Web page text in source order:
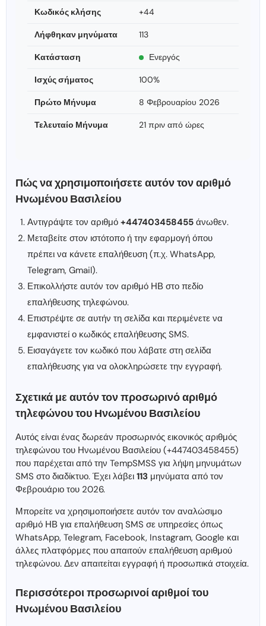
Κωδικός κλήσης +44
Λήφθηκαν μηνύματα 113
Κατάσταση Ενεργός
Ισχύς σήματος 100%
Πρώτο Μήνυμα 8 Φεβρουαρίου 2026
Τελευταίο Μήνυμα 21 πριν από ώρες
Πώς να χρησιμοποιήσετε αυτόν τον αριθμό
Ηνωμένου Βασιλείου
Αντιγράψτε τον αριθμό +447403458455 άνωθεν.
Μεταβείτε στον ιστότοπο ή την εφαρμογή όπου
πρέπει να κάνετε επαλήθευση (π.χ. WhatsApp,
Telegram, Gmail).
Επικολλήστε αυτόν τον αριθμό ΗΒ στο πεδίο
επαλήθευσης τηλεφώνου.
Επιστρέψτε σε αυτήν τη σελίδα και περιμένετε να
εμφανιστεί ο κωδικός επαλήθευσης SMS.
Εισαγάγετε τον κωδικό που λάβατε στη σελίδα
επαλήθευσης για να ολοκληρώσετε την εγγραφή.
Σχετικά με αυτόν τον προσωρινό αριθμό
τηλεφώνου του Ηνωμένου Βασιλείου
Αυτός είναι ένας δωρεάν προσωρινός εικονικός αριθμός
τηλεφώνου του Ηνωμένου Βασιλείου (+447403458455)
που παρέχεται από την TempSMSS για λήψη μηνυμάτων
SMS στο διαδίκτυο. Έχει λάβει 113 μηνύματα από τον
Φεβρουάριο του 2026.
Μπορείτε να χρησιμοποιήσετε αυτόν τον αναλώσιμο
αριθμό ΗΒ για επαλήθευση SMS σε υπηρεσίες όπως
WhatsApp, Telegram, Facebook, Instagram, Google και
άλλες πλατφόρμες που απαιτούν επαλήθευση αριθμού
τηλεφώνου. Δεν απαιτείται εγγραφή ή προσωπικά στοιχεία.
Περισσότεροι προσωρινοί αριθμοί του
Ηνωμένου Βασιλείου